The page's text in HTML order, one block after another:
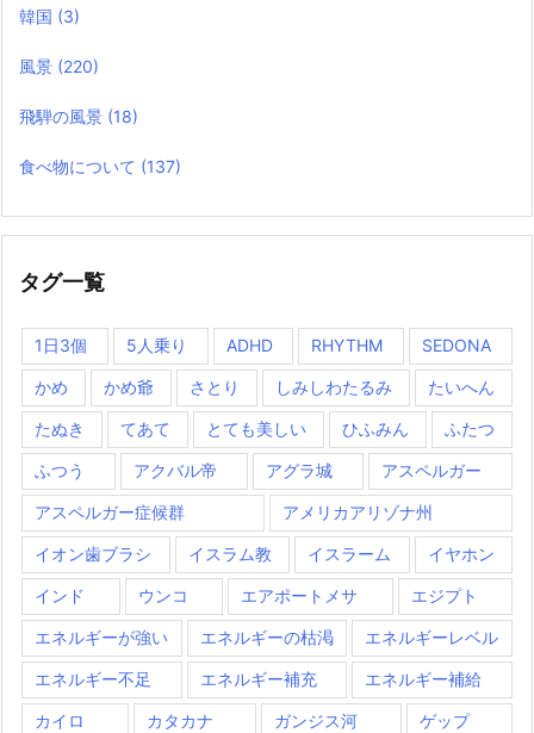
韓国 (3)
風景 (220)
飛騨の風景 (18)
食べ物について (137)
タグ一覧
1日3個 5人乗り ADHD RHYTHM SEDONA
かめ かめ爺 さとり しみしわたるみ たいへん
たぬき てあて とても美しい ひふみん ふたつ
ふつう アクバル帝 アグラ城 アスペルガー
アスペルガー症候群 アメリカアリゾナ州
イオン歯ブラシ イスラム教 イスラーム イヤホン
インド ウンコ エアポートメサ エジプト
エネルギーが強い エネルギーの枯渇 エネルギーレベル
エネルギー不足 エネルギー補充 エネルギー補給
カイロ カタカナ ガンジス河 ゲップ